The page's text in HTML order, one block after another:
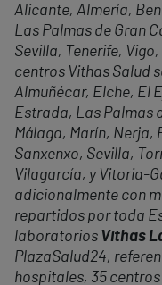
Alicante, Almería,
Las Palmas de Gran
Sevilla, Tenerife,
centros Vithas Salud
Almuñécar, Elche, El
Estrada, Las Palmas
Málaga, Marín, Nerja,
Sanxenxo, Sevilla,
Vilagarcía, y Vitoria-
adicionalmente con
repartidos por toda
laboratorios Vithas
PlazaSalud24,
hospitales, 35